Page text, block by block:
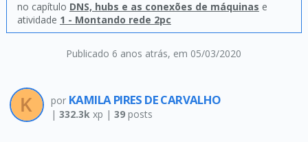
Publicado 6 anos atrás, em 05/03/2020
no capítulo DNS, hubs e as conexões de máquinas e
atividade 1 - Montando rede 2pc
por KAMILA PIRES DE CARVALHO
| 332.3kxp | 39posts